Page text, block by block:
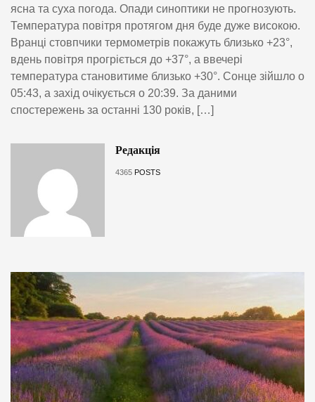
ясна та суха погода. Опади синоптики не прогнозують.
Температура повітря протягом дня буде дуже високою.
Вранці стовпчики термометрів покажуть близько +23°,
вдень повітря прогріється до +37°, а ввечері
температура становитиме близько +30°. Сонце зійшло о
05:43, а захід очікується о 20:39. За даними
спостережень за останні 130 років, […]
Редакція
4365 POSTS